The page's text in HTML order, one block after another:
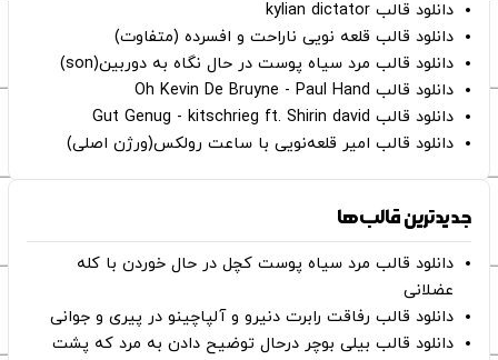
دانلود قالب kylian dictator
دانلود قالب قلعه نویی ناراحت و افسرده (متفاوت)
دانلود قالب مرد سیاه پوست در حال نگاه به دوربین(son)
دانلود قالب Oh Kevin De Bruyne - Paul Hand
دانلود قالب Gut Genug - kitschrieg ft. Shirin david
دانلود قالب امیر قلعه‌نویی با ساعت رولکس(ورژن اصلی)
جدیدترین قالب‌ها
دانلود قالب مرد سیاه پوست کچل در حال خوردن با کله
عضلانی
دانلود قالب رفاقت رابرت دنیرو و آلپاچینو در پیری و جوانی
دانلود قالب بیلی بوچر درحال توضیح دادن به مرد که پشت